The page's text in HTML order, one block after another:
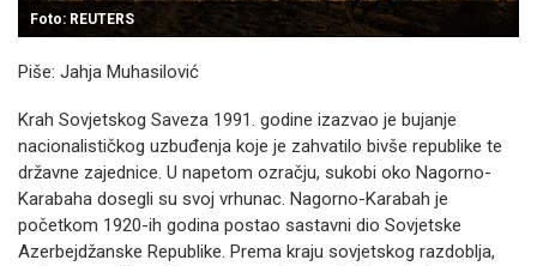
Foto: REUTERS
Piše: Jahja Muhasilović
Krah Sovjetskog Saveza 1991. godine izazvao je bujanje
nacionalističkog uzbuđenja koje je zahvatilo bivše republike te
državne zajednice. U napetom ozračju, sukobi oko Nagorno-
Karabaha dosegli su svoj vrhunac. Nagorno-Karabah je
početkom 1920-ih godina postao sastavni dio Sovjetske
Azerbejdžanske Republike. Prema kraju sovjetskog razdoblja,